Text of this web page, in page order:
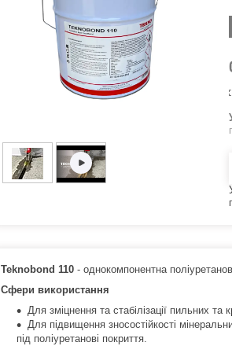
Teknobond 110 - однокомпонентна
Сфери використання
Для зміцнення та стабілізації пильних та
Для підвищення зносостійкості
під поліуретанові покриття.